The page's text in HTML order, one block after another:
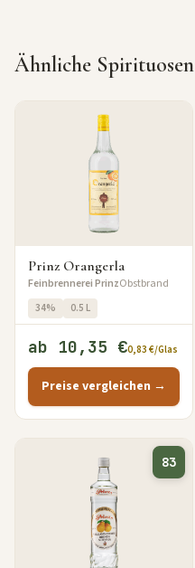
Ähnliche Spirituosen
Prinz Orangerla
Feinbrennerei PrinzObstbrand
34% 0.5 L
ab 10,35 €0,83 €/Glas
Preise vergleichen →
83